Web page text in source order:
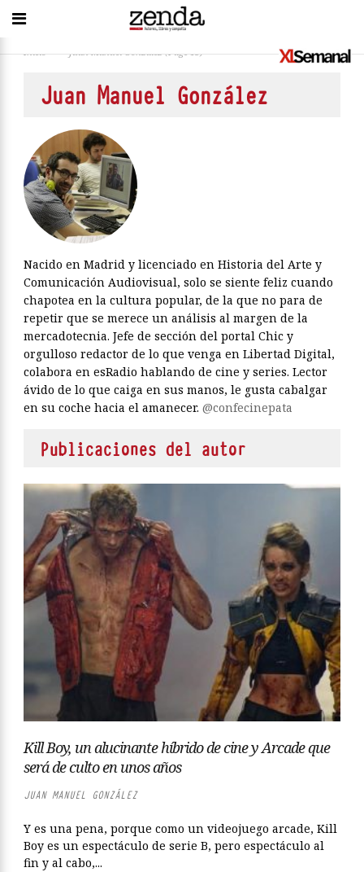
Inicio > Juan Manuel González(Page 13)
Juan Manuel González
Nacido en Madrid y licenciado en Historia del Arte y
Comunicación Audiovisual, solo se siente feliz cuando
chapotea en la cultura popular, de la que no para de
repetir que se merece un análisis al margen de la
mercadotecnia. Jefe de sección del portal Chic y
orgulloso redactor de lo que venga en Libertad Digital,
colabora en esRadio hablando de cine y series. Lector
ávido de lo que caiga en sus manos, le gusta cabalgar
en su coche hacia el amanecer. @confecinepata
Publicaciones del autor
Kill Boy, un alucinante híbrido de cine y Arcade que
será de culto en unos años
JUAN MANUEL GONZÁLEZ
Y es una pena, porque como un videojuego arcade, Kill
Boy es un espectáculo de serie B, pero espectáculo al
fin y al cabo,...